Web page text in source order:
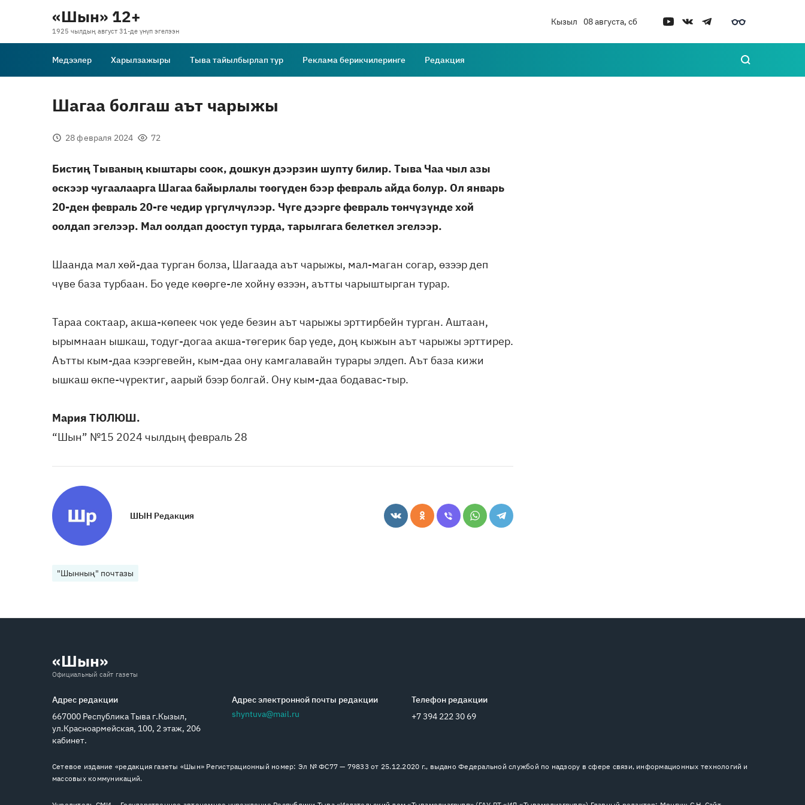
«Шын» 12+
1925 чылдың август 31-де үнүп эгелээн
Кызыл 08 августа, сб
Медээлер Харылзажыры Тыва тайылбырлап тур Реклама берикчилеринге Редакция
Шагаа болгаш аът чарыжы
28 февраля 2024 72
Бистиң Тываның кыштары соок, дошкун дээрзин шупту билир. Тыва Чаа чыл азы
өскээр чугаалаарга Шагаа байырлалы төөгүден бээр февраль айда болур. Ол январь
20-ден февраль 20-ге чедир үргүлчүлээр. Чүге дээрге февраль төнчүзүнде хой
оолдап эгелээр. Мал оолдап дооступ турда, тарылгага белеткел эгелээр.
Шаанда мал хөй-даа турган болза, Шагаада аът чарыжы, мал-маган согар, өзээр деп
чүве база турбаан. Бо үеде көөрге-ле хойну өзээн, аътты чарыштырган турар.
Тараа соктаар, акша-көпеек чок үеде безин аът чарыжы эрттирбейн турган. Аштаан,
ырымнаан ышкаш, тодуг-догаа акша-төгерик бар үеде, доң кыжын аът чарыжы эрттирер.
Аътты кым-даа кээргевейн, кым-даа ону камгалавайн турары элдеп. Аът база кижи
ышкаш өкпе-чүректиг, аарый бээр болгай. Ону кым-даа бодавас-тыр.
Мария ТЮЛЮШ.
“Шын” №15 2024 чылдың февраль 28
ШЫН Редакция
"Шынның" почтазы
«Шын»
Официальный сайт газеты
Адрес редакции
667000 Республика Тыва г.Кызыл,
ул.Красноармейская, 100, 2 этаж, 206
кабинет.
Адрес электронной почты редакции
shyntuva@mail.ru
Телефон редакции
+7 394 222 30 69
Сетевое издание «редакция газеты «Шын» Регистрационный номер: Эл № ФС77 — 79833 от 25.12.2020 г., выдано Федеральной службой по надзору в сфере связи, информационных технологий и
массовых коммуникаций.